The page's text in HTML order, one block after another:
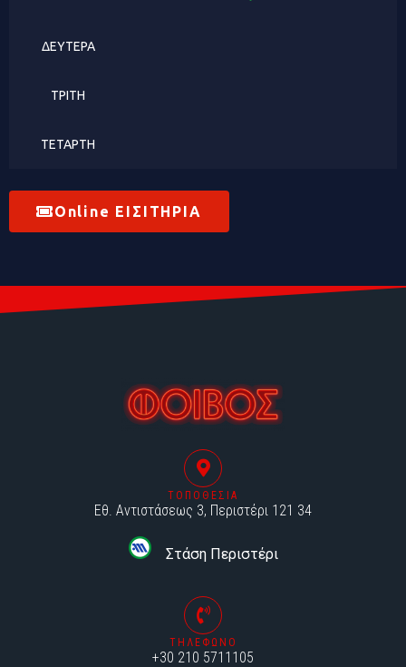
ΔΕΥΤΕΡΑ
ΤΡΙΤΗ
ΤΕΤΑΡΤΗ
Online ΕΙΣΙΤΗΡΙΑ
ΤΟΠΟΘΕΣΙΑ
Εθ. Αντιστάσεως 3, Περιστέρι 121 34
Στάση Περιστέρι
ΤΗΛΕΦΩΝΟ
+30 210 5711105